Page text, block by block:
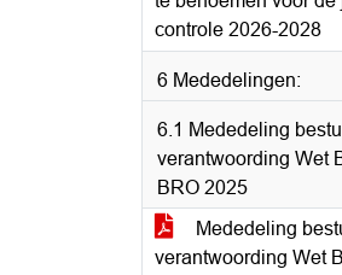
controle 2026-2028
6 Mededelingen:
6.1 Mededeling
verantwoording Wet
BRO 2025
Mededeling
verantwoording Wet